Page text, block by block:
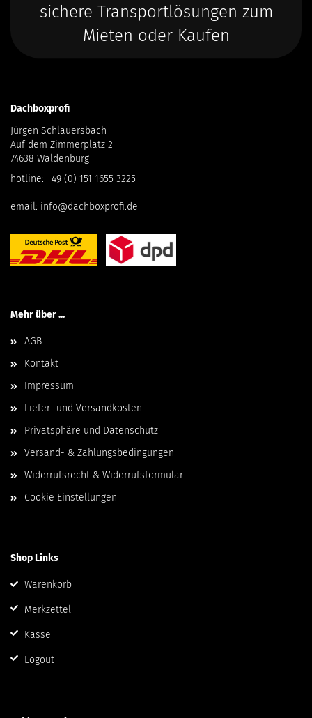
sichere Transportlösungen zum
Mieten oder Kaufen
Dachboxprofi
Jürgen Schlauersbach
Auf dem Zimmerplatz 2
74638 Waldenburg
hotline: +49 (0) 151 1655 3225
email: info@dachboxprofi.de
Mehr über ...
AGB
Kontakt
Impressum
Liefer- und Versandkosten
Privatsphäre und Datenschutz
Versand- & Zahlungsbedingungen
Widerrufsrecht & Widerrufsformular
Cookie Einstellungen
Shop Links
Warenkorb
Merkzettel
Kasse
Logout